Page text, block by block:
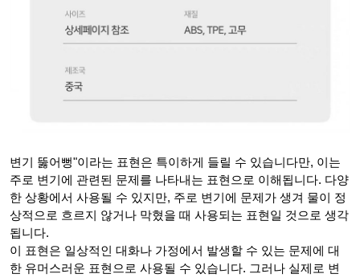
변기 뚫어뻥"이라는 표현은 특이하게 들릴 수 있습니다만, 이는
주로 변기에 관련된 문제를 나타내는 표현으로 이해됩니다. 다양
한 상황에서 사용될 수 있지만, 주로 변기에 문제가 생겨 물이 정
상적으로 흐르지 않거나 막혔을 때 사용되는 표현일 것으로 생각
됩니다.
이 표현은 일상적인 대화나 가정에서 발생할 수 있는 문제에 대
한 유머스러운 표현으로 사용될 수 있습니다. 그러나 실제로 변